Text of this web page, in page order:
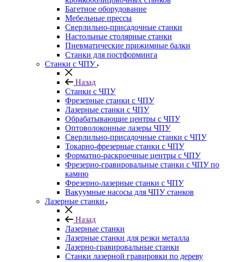
Багетное оборудование
Мебельные прессы
Сверлильно-присадочные станки
Настольные столярные станки
Пневматические прижимные балки
Станки для постформинга
Станки с ЧПУ
Назад
Станки с ЧПУ
Фрезерные станки с ЧПУ
Лазерные станки с ЧПУ
Обрабатывающие центры с ЧПУ
Оптоволоконные лазеры ЧПУ
Сверлильно-присадочные станки с ЧПУ
Токарно-фрезерные станки с ЧПУ
Форматно-раскроечные центры с ЧПУ
Фрезерно-гравировальные станки с ЧПУ по
камню
Фрезерно-лазерные станки с ЧПУ
Вакуумные насосы для ЧПУ станков
Лазерные станки
Назад
Лазерные станки
Лазерные станки для резки металла
Лазерно-гравировальные станки
Станки лазерной гравировки по дереву